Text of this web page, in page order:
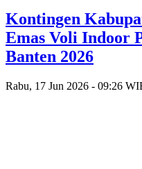
Kontingen
Emas Voli Indoor
Banten 2026
Rabu, 17 Jun 2026 - 09:26